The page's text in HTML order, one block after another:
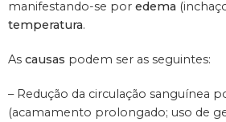
manifestando-se por edema
temperatura.
As causas podem ser as seguintes:
– Redução da circulação sanguínea
(acamamento prolongado; uso de